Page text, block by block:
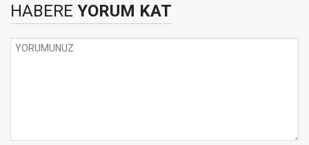
HABERE YORUM KAT